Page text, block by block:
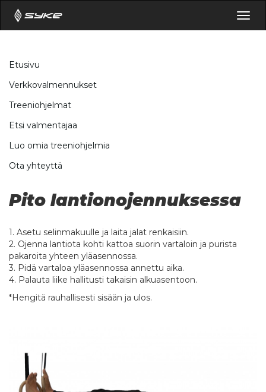
Etusivu
Verkkovalmennukset
Treeniohjelmat
Etsi valmentajaa
Luo omia treeniohjelmia
Ota yhteyttä
Pito lantionojennuksessa
1. Asetu selinmakuulle ja laita jalat renkaisiin.
2. Ojenna lantiota kohti kattoa suorin vartaloin ja purista
pakaroita yhteen yläasennossa.
3. Pidä vartaloa yläasennossa annettu aika.
4. Palauta liike hallitusti takaisin alkuasentoon.
*Hengitä rauhallisesti sisään ja ulos.